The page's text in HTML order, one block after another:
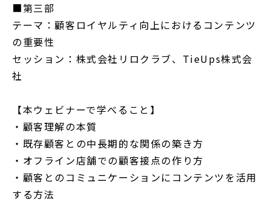
■第三部
テーマ：顧客ロイヤルティ向上におけるコンテンツ
の重要性
セッション：株式会社リロクラブ、TieUps株式会
社
【本ウェビナーで学べること】
・顧客理解の本質
・既存顧客との中長期的な関係の築き方
・オフライン店舗での顧客接点の作り方
・顧客とのコミュニケーションにコンテンツを活用
する方法